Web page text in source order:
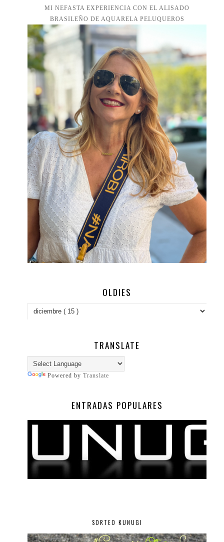
MI NEFASTA EXPERIENCIA CON EL ALISADO
BRASILEÑO DE AQUARELA PELUQUEROS
OLDIES
TRANSLATE
Powered by Translate
ENTRADAS POPULARES
SORTEO KUNUGI